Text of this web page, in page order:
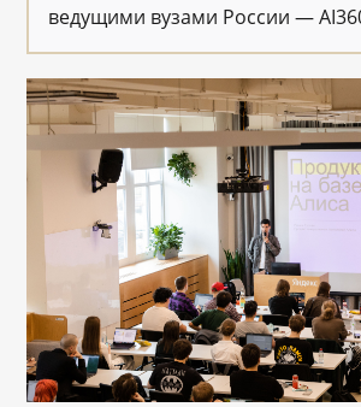
ведущими вузами России ―